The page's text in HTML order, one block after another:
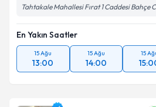
Tahtakale Mahallesi Fırat 1 Caddesi Bahçe
En Yakın Saatler
15 Ağu
13:00
15 Ağu
14:00
15